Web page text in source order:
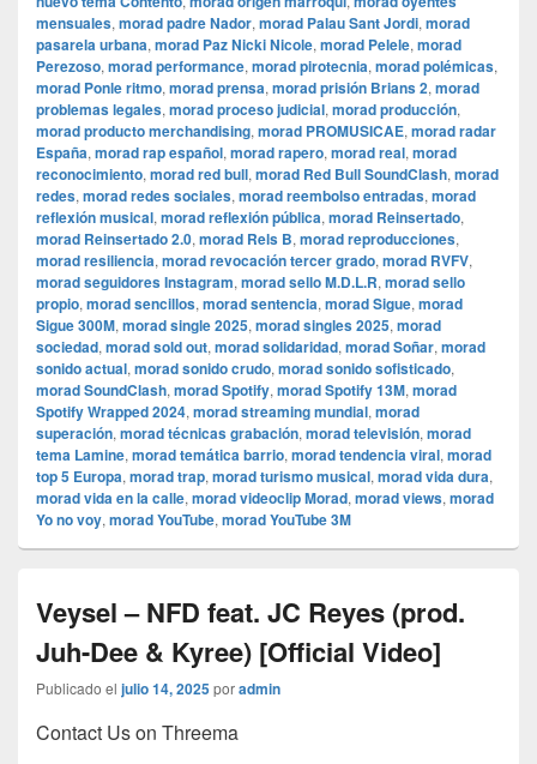
mensuales, morad padre Nador, morad Palau Sant Jordi, morad
pasarela urbana, morad Paz Nicki Nicole, morad Pelele, morad
Perezoso, morad performance, morad pirotecnia, morad polémicas,
morad Ponle ritmo, morad prensa, morad prisión Brians 2, morad
problemas legales, morad proceso judicial, morad producción,
morad producto merchandising, morad PROMUSICAE, morad radar
España, morad rap español, morad rapero, morad real, morad
reconocimiento, morad red bull, morad Red Bull SoundClash, morad
redes, morad redes sociales, morad reembolso entradas, morad
reflexión musical, morad reflexión pública, morad Reinsertado,
morad Reinsertado 2.0, morad Rels B, morad reproducciones,
morad resiliencia, morad revocación tercer grado, morad RVFV,
morad seguidores Instagram, morad sello M.D.L.R, morad sello
propio, morad sencillos, morad sentencia, morad Sigue, morad
Sigue 300M, morad single 2025, morad singles 2025, morad
sociedad, morad sold out, morad solidaridad, morad Soñar, morad
sonido actual, morad sonido crudo, morad sonido sofisticado,
morad SoundClash, morad Spotify, morad Spotify 13M, morad
Spotify Wrapped 2024, morad streaming mundial, morad
superación, morad técnicas grabación, morad televisión, morad
tema Lamine, morad temática barrio, morad tendencia viral, morad
top 5 Europa, morad trap, morad turismo musical, morad vida dura,
morad vida en la calle, morad videocli‏p Morad, morad views, morad
Yo no voy, morad YouTube, morad YouTube 3M
Veysel – NFD feat. JC Reyes (prod.
Juh-Dee & Kyree) [Official Video]
Publicado el julio 14, 2025poradmin
Contact Us on Threema